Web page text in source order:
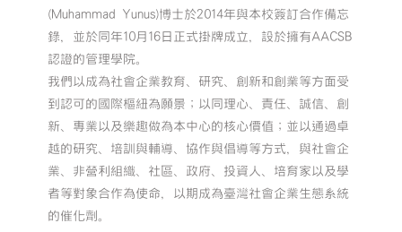
(Muhammad Yunus)博士於2014年與本校簽訂合作備忘
錄，並於同年10月16日正式掛牌成立，設於擁有AACSB
認證的管理學院。
我們以成為社會企業教育、研究、創新和創業等方面受
到認可的國際樞紐為願景；以同理心、責任、誠信、創
新、專業以及樂趣做為本中心的核心價值；並以通過卓
越的研究、培訓與輔導、協作與倡導等方式，與社會企
業、非營利組織、社區、政府、投資人、培育家以及學
者等對象合作為使命，以期成為臺灣社會企業生態系統
的催化劑。